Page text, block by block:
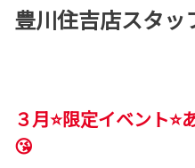
豊川住吉店スタッ
３月⭐限定イベント
😘